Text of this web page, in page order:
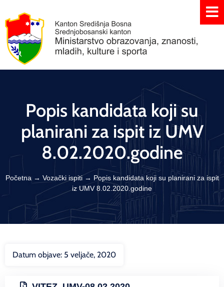
Popis kandidata koji su
planirani za ispit iz UMV
8.02.2020.godine
Početna→ Vozački ispiti→ Popis kandidata koji su planirani za ispit
iz UMV 8.02.2020.godine
Datum objave: 5 veljače, 2020